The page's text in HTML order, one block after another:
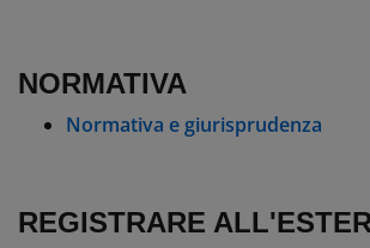
NORMATIVA
Normativa e giurisprudenza
REGISTRARE